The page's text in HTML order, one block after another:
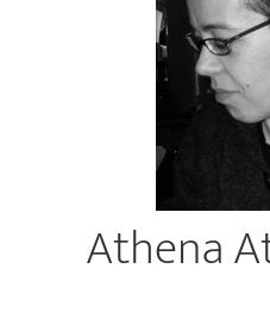
Athena